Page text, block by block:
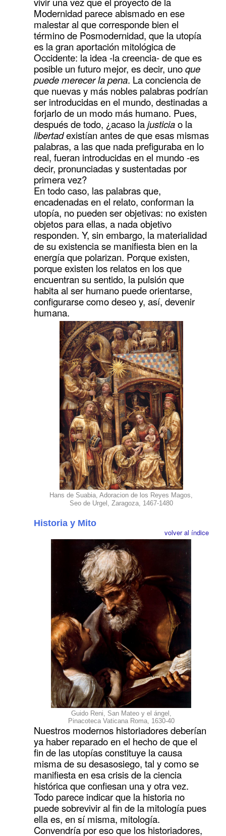
Modernidad parece abismado en ese
malestar al que corresponde bien el
término de Posmodernidad, que la utopía
es la gran aportación mitológica de
Occidente: la idea -la creencia- de que es
posible un futuro mejor, es decir, unoque
puede merecer la pena. La conciencia de
que nuevas y más nobles palabras podrían
ser introducidas en el mundo, destinadas a
forjarlo de un modo más humano. Pues,
después de todo, ¿acaso lajusticiao la
libertadexistían antes de que esas mismas
palabras, a las que nada prefiguraba en lo
real, fueran introducidas en el mundo -es
decir, pronunciadas y sustentadas por
primera vez?
En todo caso, las palabras que,
encadenadas en el relato, conforman la
utopía, no pueden ser objetivas: no existen
objetos para ellas, a nada objetivo
responden. Y, sin embargo, la materialidad
de su existencia se manifiesta bien en la
energía que polarizan. Porque existen,
porque existen los relatos en los que
encuentran su sentido, la pulsión que
habita al ser humano puede orientarse,
configurarse como deseo y, así, devenir
humana.
Hans de Suabia, Adoracion de los Reyes Magos,
Seo de Urgel, Zaragoza, 1467-1480
Historia y Mito
volver al índice
Guido Reni, San Mateo y el ángel,
Pinacoteca Vaticana Roma, 1630-40
Nuestros modernos historiadores deberían
ya haber reparado en el hecho de que el
fin de las utopías constituye la causa
misma de su desasosiego, tal y como se
manifiesta en esa crisis de la ciencia
histórica que confiesan una y otra vez.
Todo parece indicar que la historia no
puede sobrevivir al fin de la mitología pues
ella es, en sí misma, mitología.
Convendría por eso que los historiadores,